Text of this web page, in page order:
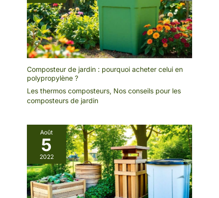
Composteur de jardin : pourquoi acheter celui en
polypropylène ?
Les thermos composteurs, Nos conseils pour les
composteurs de jardin
Août
5
2022